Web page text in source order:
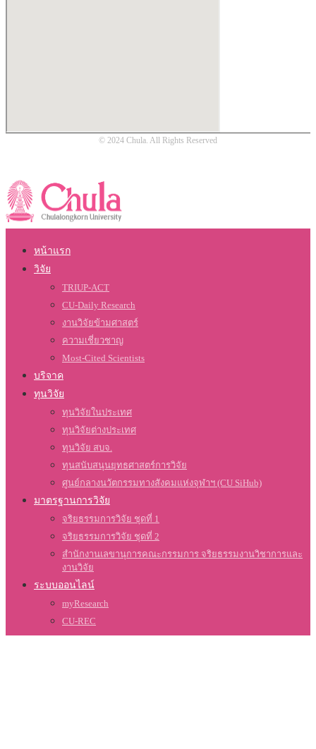
© 2024 Chula. All Rights Reserved
หน้าแรก
วิจัย
TRIUP-ACT
CU-Daily Research
งานวิจัยข้ามศาสตร์
ความเชี่ยวชาญ
Most-Cited Scientists
บริจาค
ทุนวิจัย
ทุนวิจัยในประเทศ
ทุนวิจัยต่างประเทศ
ทุนวิจัย สบจ.
ทุนสนับสนุนยุทธศาสตร์การวิจัย
ศูนย์กลางนวัตกรรมทางสังคมแห่งจุฬาฯ (CU SiHub)
มาตรฐานการวิจัย
จริยธรรมการวิจัย ชุดที่ 1
จริยธรรมการวิจัย ชุดที่ 2
สำนักงานเลขานุการคณะกรรมการ จริยธรรมงานวิชาการและ
งานวิจัย
ระบบออนไลน์
myResearch
CU-REC
Grant Gateway